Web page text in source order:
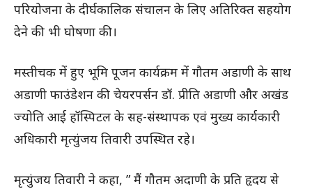
परियोजना के दीर्घकालिक संचालन के लिए अतिरिक्त सहयोग
देने की भी घोषणा की।
मस्तीचक में हुए भूमि पूजन कार्यक्रम में गौतम अडाणी के साथ
अडाणी फाउंडेशन की चेयरपर्सन डॉ. प्रीति अडाणी और अखंड
ज्योति आई हॉस्पिटल के सह-संस्थापक एवं मुख्य कार्यकारी
अधिकारी मृत्युंजय तिवारी उपस्थित रहे।
मृत्युंजय तिवारी ने कहा, ” मैं गौतम अदाणी के प्रति हृदय से